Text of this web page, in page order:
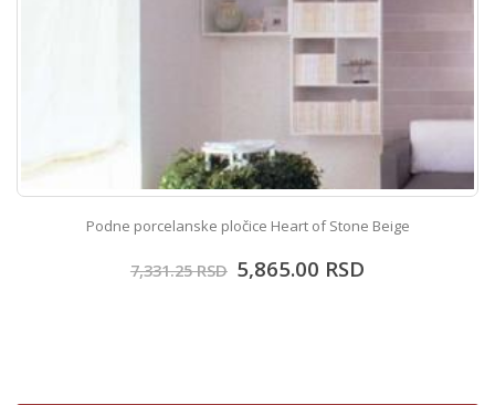
Podne porcelanske pločice Heart of Stone Beige
7,331.25RSD 5,865.00 RSD